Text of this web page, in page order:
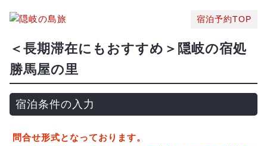
宿泊予約TOP
＜長期滞在にもおすすめ＞隠岐の宿処
勝馬屋の里
宿泊条件の入力
問合せ形式となっております。